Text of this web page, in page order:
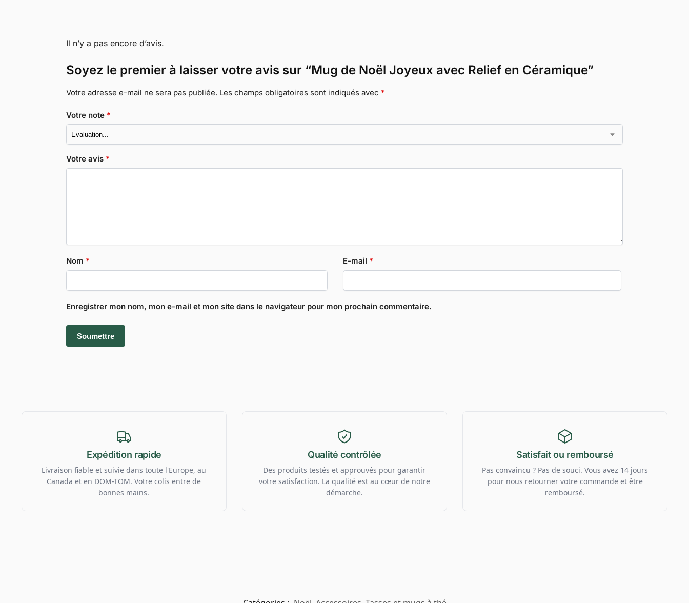
Il n’y a pas encore d’avis.
Soyez le premier à laisser votre avis sur “Mug de Noël Joyeux avec Relief en Céramique”
Votre adresse e-mail ne sera pas publiée. Les champs obligatoires sont indiqués avec *
Votre note *
Votre avis *
Nom * E-mail *
Enregistrer mon nom, mon e-mail et mon site dans le navigateur pour mon prochain commentaire.
Expédition rapide
Livraison fiable et suivie dans toute l'Europe, au
Canada et en DOM-TOM. Votre colis entre de
bonnes mains.
Qualité contrôlée
Des produits testés et approuvés pour garantir
votre satisfaction. La qualité est au cœur de notre
démarche.
Satisfait ou remboursé
Pas convaincu ? Pas de souci. Vous avez 14 jours
pour nous retourner votre commande et être
remboursé.